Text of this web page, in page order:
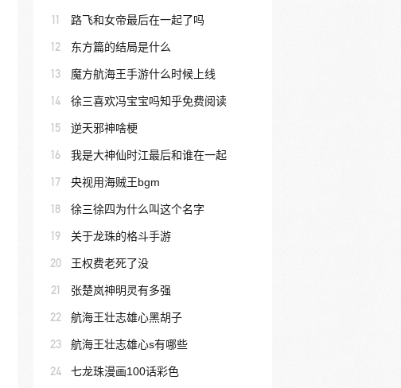
11 路飞和女帝最后在一起了吗
12 东方篇的结局是什么
13 魔方航海王手游什么时候上线
14 徐三喜欢冯宝宝吗知乎免费阅读
15 逆天邪神啥梗
16 我是大神仙时江最后和谁在一起
17 央视用海贼王bgm
18 徐三徐四为什么叫这个名字
19 关于龙珠的格斗手游
20 王权费老死了没
21 张楚岚神明灵有多强
22 航海王壮志雄心黑胡子
23 航海王壮志雄心s有哪些
24 七龙珠漫画100话彩色